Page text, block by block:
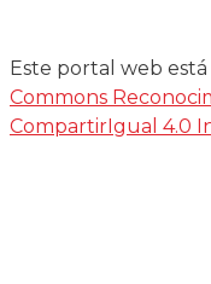
Este portal web
Commons
CompartirIgual 4.0